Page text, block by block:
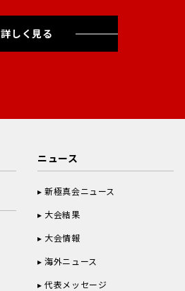
詳しく見る
ニュース
新極真会ニュース
大会結果
大会情報
海外ニュース
代表メッセージ